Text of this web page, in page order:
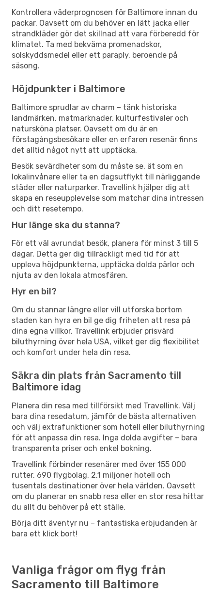
Kontrollera väderprognosen för Baltimore innan du
packar. Oavsett om du behöver en lätt jacka eller
strandkläder gör det skillnad att vara förberedd för
klimatet. Ta med bekväma promenadskor,
solskyddsmedel eller ett paraply, beroende på
säsong.
Höjdpunkter i Baltimore
Baltimore sprudlar av charm – tänk historiska
landmärken, matmarknader, kulturfestivaler och
natursköna platser. Oavsett om du är en
förstagångsbesökare eller en erfaren resenär finns
det alltid något nytt att upptäcka.
Besök sevärdheter som du måste se, ät som en
lokalinvånare eller ta en dagsutflykt till närliggande
städer eller naturparker. Travellink hjälper dig att
skapa en reseupplevelse som matchar dina intressen
och ditt resetempo.
Hur länge ska du stanna?
För ett väl avrundat besök, planera för minst 3 till 5
dagar. Detta ger dig tillräckligt med tid för att
uppleva höjdpunkterna, upptäcka dolda pärlor och
njuta av den lokala atmosfären.
Hyr en bil?
Om du stannar längre eller vill utforska bortom
staden kan hyra en bil ge dig friheten att resa på
dina egna villkor. Travellink erbjuder prisvärd
biluthyrning över hela USA, vilket ger dig flexibilitet
och komfort under hela din resa.
Säkra din plats från Sacramento till
Baltimore idag
Planera din resa med tillförsikt med Travellink. Välj
bara dina resedatum, jämför de bästa alternativen
och välj extrafunktioner som hotell eller biluthyrning
för att anpassa din resa. Inga dolda avgifter – bara
transparenta priser och enkel bokning.
Travellink förbinder resenärer med över 155 000
rutter, 690 flygbolag, 2,1 miljoner hotell och
tusentals destinationer över hela världen. Oavsett
om du planerar en snabb resa eller en stor resa hittar
du allt du behöver på ett ställe.
Börja ditt äventyr nu – fantastiska erbjudanden är
bara ett klick bort!
Vanliga frågor om flyg från
Sacramento till Baltimore